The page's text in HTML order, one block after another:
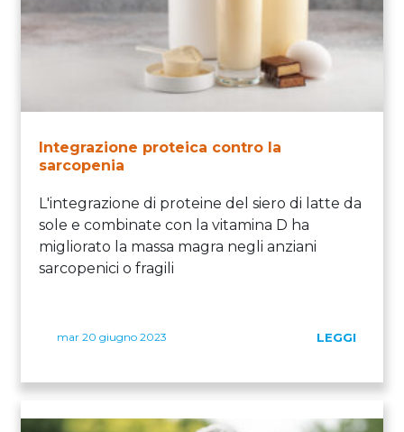
Integrazione proteica contro la
sarcopenia
L'integrazione di proteine del siero di latte da
sole e combinate con la vitamina D ha
migliorato la massa magra negli anziani
sarcopenici o fragili
mar 20 giugno 2023 LEGGI